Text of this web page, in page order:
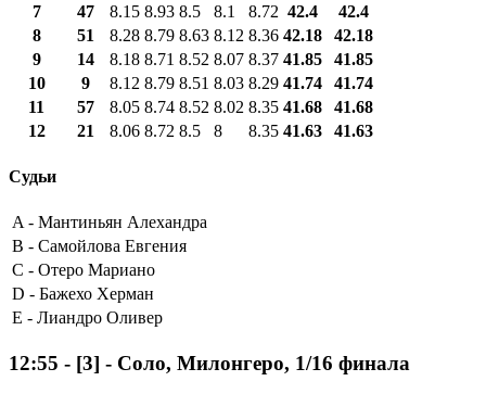
7
47 8.15 8.93 8.5 8.1 8.72 42.4
42.4
8
51 8.28 8.79 8.63 8.12 8.36 42.18
42.18
9
14 8.18 8.71 8.52 8.07 8.37 41.85
41.85
10
9 8.12 8.79 8.51 8.03 8.29 41.74
41.74
11
57 8.05 8.74 8.52 8.02 8.35 41.68
41.68
12
21 8.06 8.72 8.5 8 8.35 41.63 41.63
Судьи
A - Мантиньян Алехандра
B - Самойлова Евгения
C - Отеро Мариано
D - Бажехо Херман
E - Лиандро Оливер
12:55 - [3] - Соло, Милонгеро, 1/16 финала